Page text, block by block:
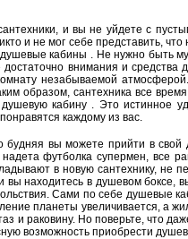
и вы не уйдете с
и не мог себе представить,
кабины . Не нужно быть
внимания и средства
незабываемой
образом, сантехника все
кабину . Это истинное
каждому из вас.
будняя вы можете прийти в
футболка супермен, все
в новую сантехнику, не
вы находитесь в душевом боксе,
Сами по себе душевые
планеты увеличивается, а
и раковину. Но поверьте, что
возможность приобрести